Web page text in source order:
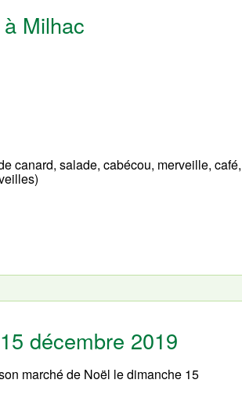
Milhac
canard, salade, cabécou, merveille, café,
décembre 2019
marché de Noël le dimanche 15